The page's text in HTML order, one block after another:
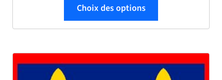
Choix des options